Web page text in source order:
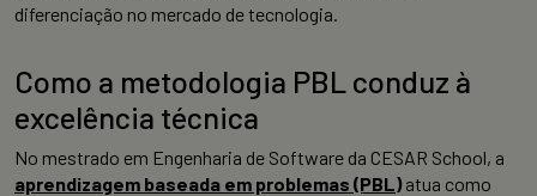
diferenciação no mercado de tecnologia.
Como a metodologia PBL conduz à
excelência técnica
No mestrado em Engenharia de Software da CESAR School, a
aprendizagem baseada em problemas (PBL)atua como